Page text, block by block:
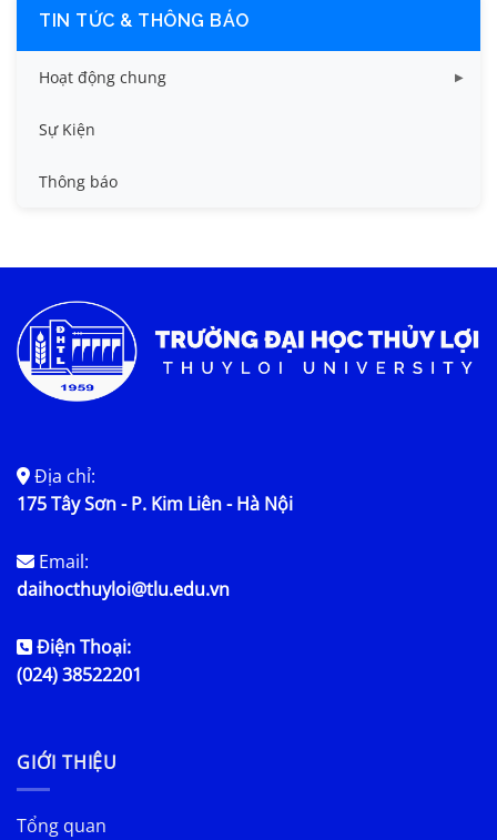
TIN TỨC & THÔNG BÁO
Hoạt động chung
Tin công tác sinh viên
Tin đào tạo
Tin tức chung
Sự Kiện
Thông báo
Địa chỉ:
175 Tây Sơn - P. Kim Liên - Hà Nội
Email:
daihocthuyloi@tlu.edu.vn
Điện Thoại:
(024) 38522201
GIỚI THIỆU
Tổng quan